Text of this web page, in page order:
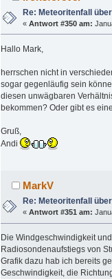
Re: Meteoritenfall
«Antwort #350 am:
Hallo Mark,
herrschen nicht in
sogar gegenläufig sein
diesen unwägbaren
bekommen? Oder gibt es
Gruß,
Andi
MarkV
Re: Meteoritenfall
«Antwort #351 am:
Die Windgeschwindigkeit
Radiosondenaufstiegs von
Grafik dazu hab ich bereits
Geschwindigkeit, die